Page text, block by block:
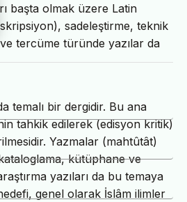
başta olmak üzere Latin
sadeleştirme, teknik
tercüme türünde yazılar da
temalı bir dergidir. Bu ana
tahkik edilerek (edisyon kritik)
Yazmalar (mahtûtât)
kütüphane ve
yazıları da bu temaya
genel olarak İslâm ilimler